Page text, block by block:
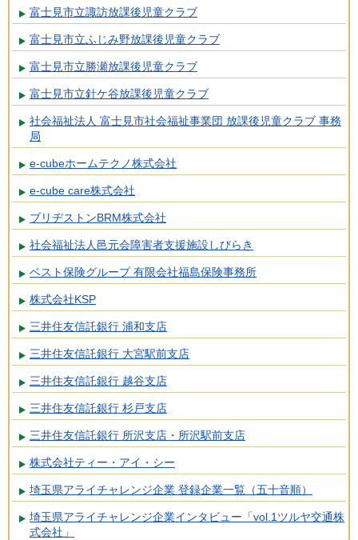
富士見市立諏訪放課後児童クラブ
富士見市立ふじみ野放課後児童クラブ
富士見市立勝瀬放課後児童クラブ
富士見市立針ケ谷放課後児童クラブ
社会福祉法人 富士見市社会福祉事業団 放課後児童クラブ 事務
局
e-cubeホームテクノ株式会社
e-cube care株式会社
ブリヂストンBRM株式会社
社会福祉法人邑元会障害者支援施設しびらき
ベスト保険グループ 有限会社福島保険事務所
株式会社KSP
三井住友信託銀行 浦和支店
三井住友信託銀行 大宮駅前支店
三井住友信託銀行 越谷支店
三井住友信託銀行 杉戸支店
三井住友信託銀行 所沢支店・所沢駅前支店
株式会社ティー・アイ・シー
埼玉県アライチャレンジ企業 登録企業一覧（五十音順）
埼玉県アライチャレンジ企業インタビュー「vol.1ツルヤ交通株
式会社」